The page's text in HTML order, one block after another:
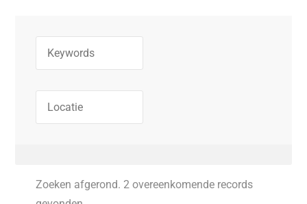
Zoeken afgerond. 2 overeenkomende records